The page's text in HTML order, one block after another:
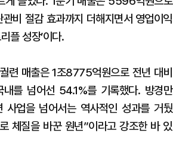
비 절감 효과까지 더해지면서 영업이익
플 성장’이다.
련 매출은 1조8775억원으로 전년 대비
를 넘어선 54.1%를 기록했다. 방경만
업을 넘어서는 역사적인 성과를 거뒀
체질을 바꾼 원년”이라고 강조한 바 있